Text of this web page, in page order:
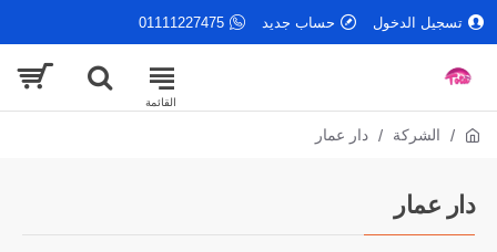
تسجيل الدخول حساب جديد 01111227475
الشركة دار عمار
دار عمار